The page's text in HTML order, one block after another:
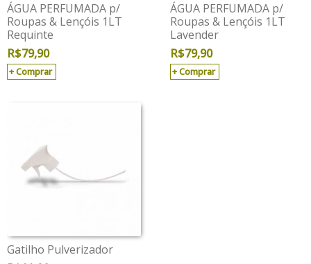
ÁGUA PERFUMADA p/
Roupas & Lençóis 1LT
Requinte
R$79,90
Comprar
ÁGUA PERFUMADA p/
Roupas & Lençóis 1LT
Lavender
R$79,90
Comprar
Gatilho Pulverizador